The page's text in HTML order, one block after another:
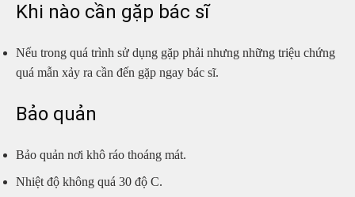
Khi nào cần gặp bác sĩ
Nếu trong quá trình sử dụng gặp phải nhưng những triệu chứng
quá mẫn xảy ra cần đến gặp ngay bác sĩ.
Bảo quản
Bảo quản nơi khô ráo thoáng mát.
Nhiệt độ không quá 30 độ C.